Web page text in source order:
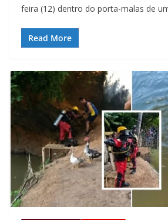
feira (12) dentro do porta-malas de
Read More